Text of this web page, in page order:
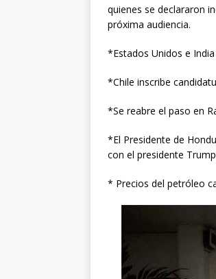
quienes se declararon
próxima audiencia.
*Estados Unidos e
*Chile inscribe
*Se reabre el paso en
*El Presidente de
con el presidente
* Precios del petróleo